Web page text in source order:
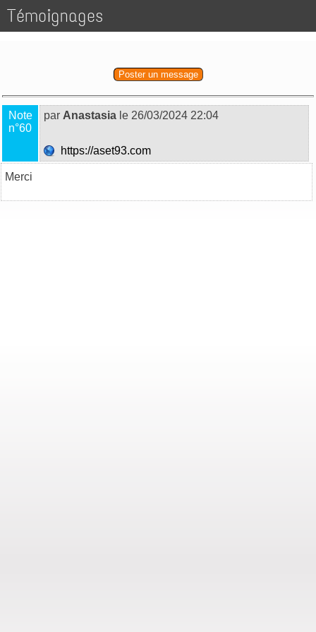
Témoignages
Poster un message
Note
n°60
par Anastasia le 26/03/2024 22:04
https://aset93.com
Merci